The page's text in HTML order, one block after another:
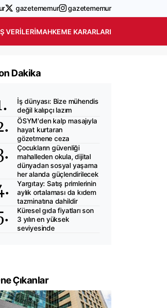
gazetememur gazetememur
VERILERIMAHKEME KARARLARI
Dakika
İş dünyası: Bize mühendis
değil kalıpçı lazım
ÖSYM'den kalp masajıyla
hayat kurtaran
gözetmene ceza
Çocukların güvenliği
mahalleden okula, dijital
dünyadan sosyal yaşama
her alanda güçlendirilecek
Yargıtay: Satış primlerinin
aylık ortalaması da kıdem
tazminatına dahildir
Küresel gıda fiyatları son
3 yılın en yüksek
seviyesinde
Çıkanlar